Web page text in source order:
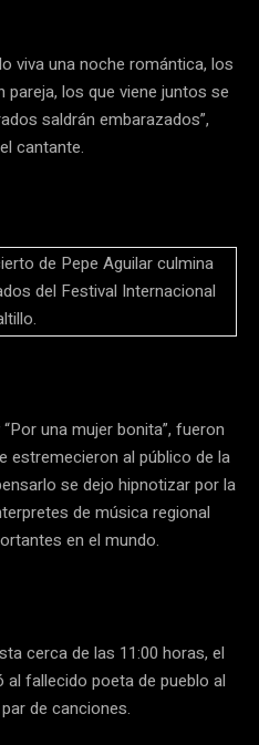
viva una noche romántica, los
los que viene juntos se
saldrán embarazados”,
cantante.
de Pepe Aguilar culmina
del Festival Internacional
una mujer bonita”, fueron
estremecieron al público de la
se dejo hipnotizar por la
de música regional
en el mundo.
cerca de las 11:00 horas, el
fallecido poeta de pueblo al
de canciones.